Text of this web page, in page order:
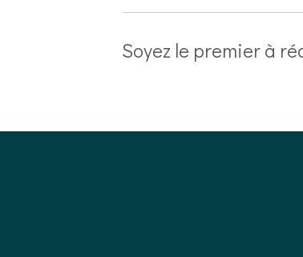
Soyez le premier à